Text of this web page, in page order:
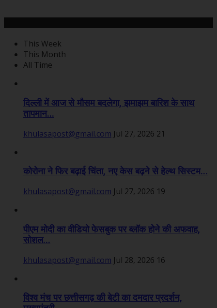
This Week
This Month
All Time
दिल्ली में आज से मौसम बदलेगा, झमाझम बारिश के साथ
तापमान...
khulasapost@gmail.com Jul 27, 2026 21
कोरोना ने फिर बढ़ाई चिंता, नए केस बढ़ने से हेल्थ सिस्टम...
khulasapost@gmail.com Jul 27, 2026 19
पीएम मोदी का वीडियो फेसबुक पर ब्लॉक होने की अफवाह,
सोशल...
khulasapost@gmail.com Jul 28, 2026 16
विश्व मंच पर छत्तीसगढ़ की बेटी का दमदार प्रदर्शन,